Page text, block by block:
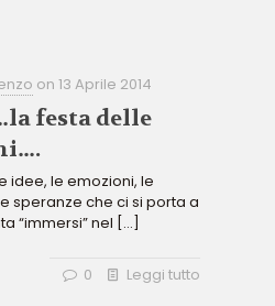
on13 Aprile 2014
festa delle
idee, le emozioni, le
speranze che ci si porta a
“immersi” nel […]
0 Leggi tutto